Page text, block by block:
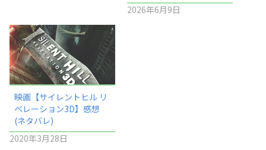
2026年6月9日
映画【サイレントヒル リ
ベレーション3D】感想
(ネタバレ)
2020年3月28日